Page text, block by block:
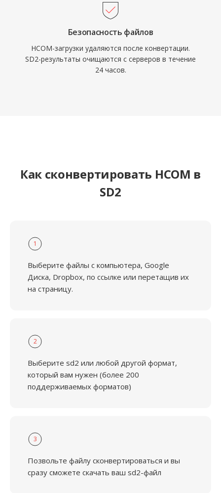
Безопасность файлов
HCOM-загрузки удаляются после конвертации.
SD2-результаты очищаются с серверов в течение
24 часов.
Как сконвертировать HCOM в
SD2
1
Выберите файлы с компьютера, Google
Диска, Dropbox, по ссылке или перетащив их
на страницу.
2
Выберите sd2 или любой другой формат,
который вам нужен (более 200
поддерживаемых форматов)
3
Позвольте файлу сконвертироваться и вы
сразу сможете скачать ваш sd2-файл